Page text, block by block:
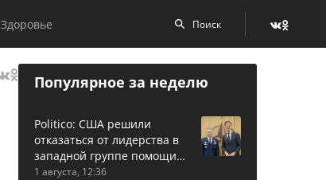
Здоровье
Популярное за неделю
Politico: США решили
отказаться от лидерства в
западной группе помощи
Украине
1 августа, 12:36